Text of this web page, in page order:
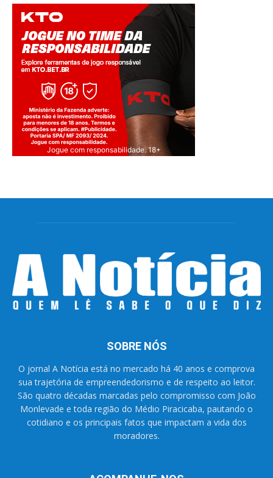
Jogue com responsabilidade. 18+
SOBRE NÓS
O jornal A Notícia está no mercado há 40 anos e comprova
sua trajetória de empreendedorismo e de respeito ao leitor.
São quatro décadas marcadas pelo compromisso com João
Monlevade e toda região do Médio Piracicaba, pautando o
cotidiano e os principais fatos que impactam a vida dos
moradores.